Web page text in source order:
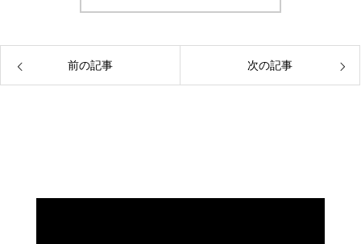
前の記事 次の記事